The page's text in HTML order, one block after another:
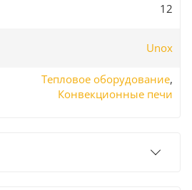
12
Unox
Тепловое оборудование,
Конвекционные печи